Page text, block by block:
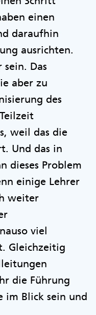
einen
daraufhin
ausrichten.
sein. Das
aber zu
des
weil das die
Und das in
dieses Problem
einige Lehrer
weiter
viel
Gleichzeitig
die Führung
im Blick sein und